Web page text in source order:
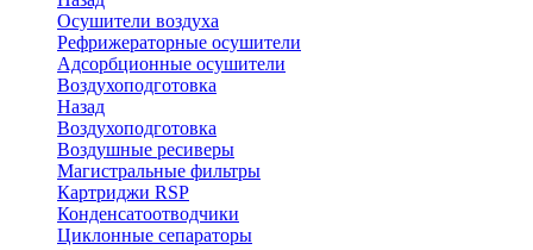
Осушители воздуха
Рефрижераторные осушители
Адсорбционные осушители
Воздухоподготовка
Назад
Воздухоподготовка
Воздушные ресиверы
Магистральные фильтры
Картриджи RSP
Конденсатоотводчики
Циклонные сепараторы